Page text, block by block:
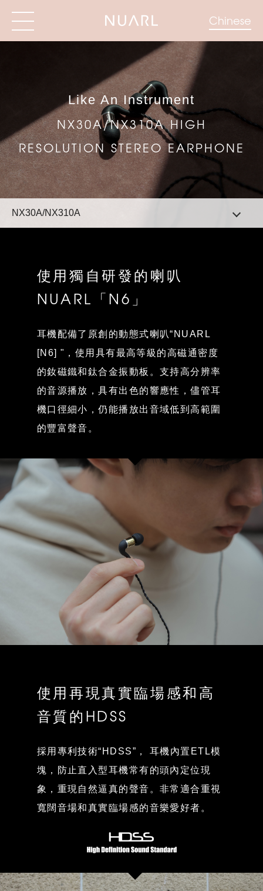
Chinese
Like An Instrument
NX30A/NX310A HIGH
RESOLUTION STEREO EARPHONE
NX30A/NX310A
使用獨自研發的喇叭
NUARL「N6」
耳機配備了原創的動態式喇叭“NUARL
[N6] "，使用具有最高等級的高磁通密度
的釹磁鐵和鈦合金振動板。支持高分辨率
的音源播放，具有出色的響應性，儘管耳
機口徑細小，仍能播放出音域低到高範圍
的豐富聲音。
使用再現真實臨場感和高
音質的HDSS
採用專利技術“HDSS”， 耳機內置ETL模
塊，防止直入型耳機常有的頭內定位現
象，重現自然逼真的聲音。非常適合重視
寬闊音場和真實臨場感的音樂愛好者。